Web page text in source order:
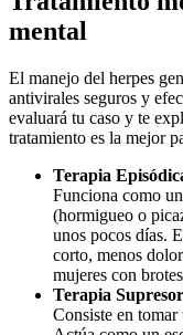
mental
El manejo del herpes
antivirales seguros y
evaluará tu caso y te
tratamiento es la mejor
Terapia
Funciona como
(hormigueo o
unos pocos días.
corto, menos
mujeres con
Terapia
Consiste en